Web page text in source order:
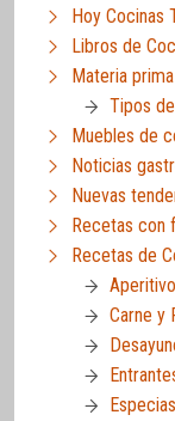
Hoy Cocinas
Libros de
Materia
Tipos
Muebles de
Noticias
Nuevas
Recetas con
Recetas de
Carne y